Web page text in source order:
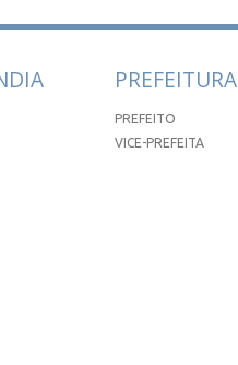
PREFEITURA
PREFEITO
VICE-PREFEITA